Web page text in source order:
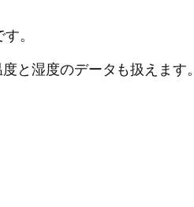
。
と湿度のデータも扱えます。